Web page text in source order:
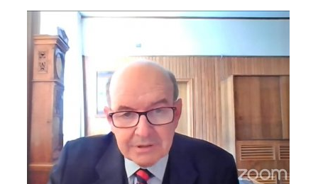
Funcionarios
Alumni